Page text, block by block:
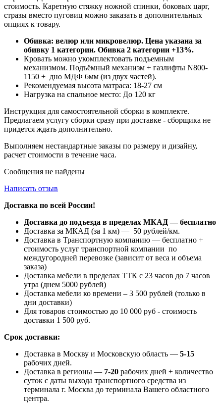
стоимость. Каретную стяжку ножной спинки, боковых царг,
стразы вместо пуговиц можно заказать в дополнительных
опциях к товару.
Обивка: велюр или микровелюр. Цена указана за
обивку 1 категории. Обивка 2 категории +13%.
Кровать можно укомплектовать подъемным
механизмом. Подъёмный механизм + газлифты N800-
1150 + дно МДФ 6мм (из двух частей).
Рекомендуемая высота матраса: 18-27 см
Нагрузка на спальное место: До 120 кг
Инструкция для самостоятельной сборки в комплекте.
Предлагаем услугу сборки сразу при доставке - сборщика не
придется ждать дополнительно.
Выполняем нестандартные заказы по размеру и дизайну,
расчет стоимости в течение часа.
Сообщения не найдены
Написать отзыв
Доставка по всей России!
Доставка до подъезда в пределах МКАД — бесплатно
Доставка за МКАД (за 1 км) — 50 рублей/км.
Доставка в Транспортную компанию — бесплатно +
стоимость услуг транспортной компании по
междугородней перевозке (зависит от веса и объема
заказа)
Доставка мебели в пределах ТТК с 23 часов до 7 часов
утра (днем 5000 рублей)
Доставка мебели ко времени – 3 500 рублей (только в
дни доставки)
Для товаров стоимостью до 10 000 руб - стоимость
доставки 1 500 руб.
Срок доставки:
Доставка в Москву и Московскую область — 5-15
рабочих дней.
Доставка в регионы — 7-20 рабочих дней + количество
суток с даты выхода транспортного средства из
терминала г. Москва до терминала Вашего областного
центра.